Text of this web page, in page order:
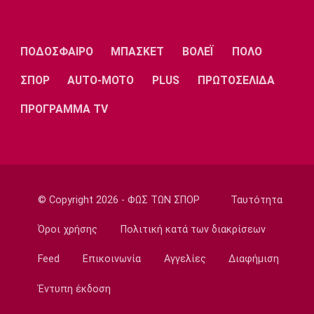
Ευρωμπάσκετ Κορασίδων: Οι δηλώσεις του
08:40
Παίρνει τον Ρόναλντ Αραούχο η Λίβερπουλ
Κροατία: Με Χεζόνια και Ζούμπατς στα
ΠΟΔΟΣΦΑΙΡΟ ΜΠΑΣΚΕΤ ΒΟΛΕΪ ΠΟΛΟ
ΣΠΟΡ AUTO-MOTO PLUS ΠΡΩΤΟΣΕΛΙΔΑ
ΠΡΟΓΡΑΜΜΑ TV
© Copyright 2026 - ΦΩΣ ΤΩΝ ΣΠΟΡ Ταυτότητα
Όροι χρήσης Πολιτική κατά των διακρίσεων
Feed Επικοινωνία Αγγελίες Διαφήμιση
Έντυπη έκδοση